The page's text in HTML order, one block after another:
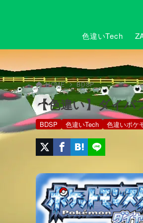
色違いTech
HOME BDSP
【色違い】ダイパ
BDSP 色違いTech 色違いポケ